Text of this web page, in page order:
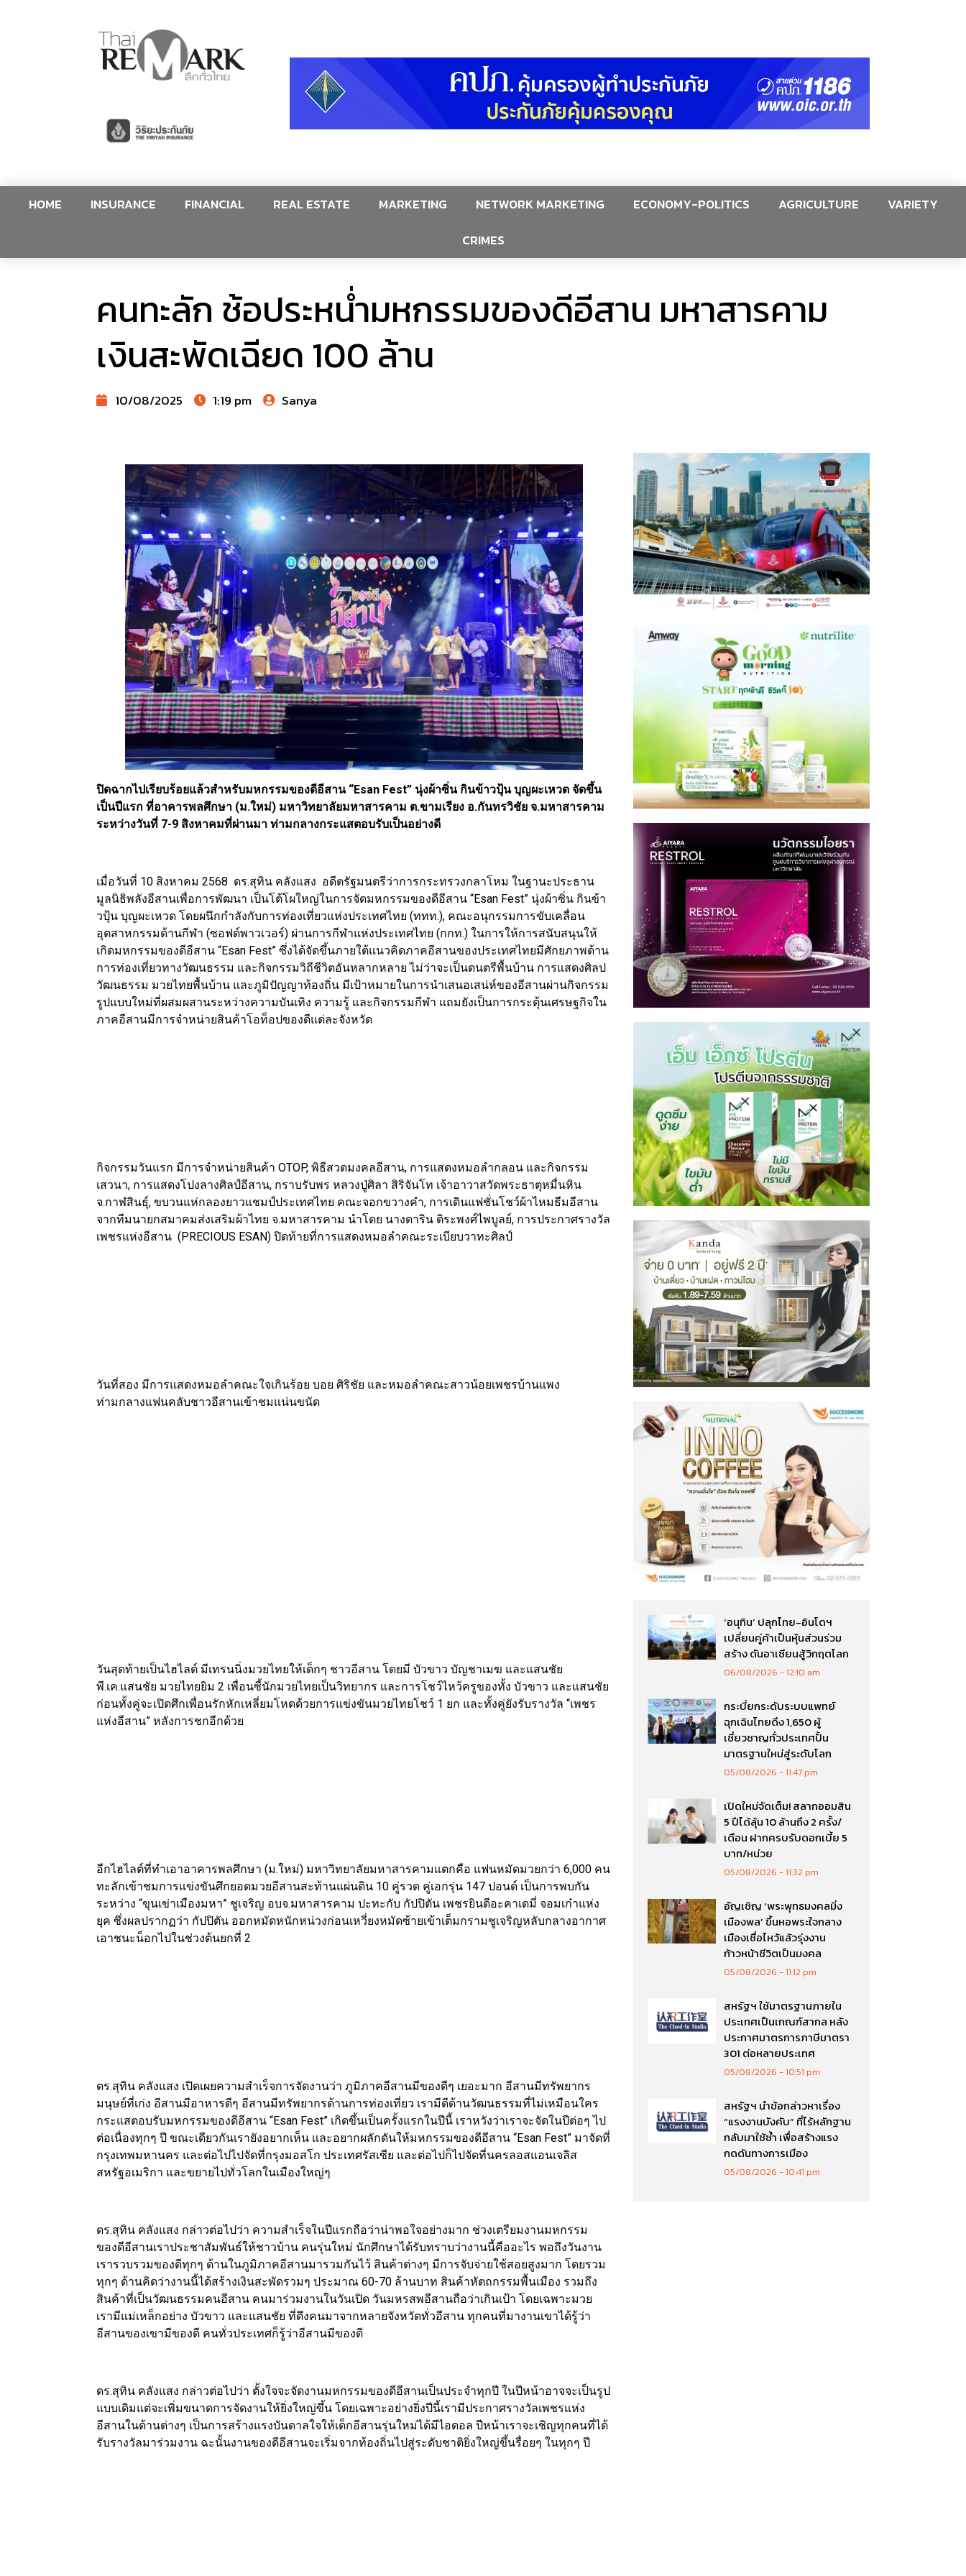
HOME INSURANCE FINANCIAL REAL ESTATE MARKETING NETWORK MARKETING ECONOMY-POLITICS AGRICULTURE
VARIETY
CRIMES
คนทะลัก ช้อประหน่ำมหกรรมของดีอีสาน มหาสารคาม
เงินสะพัดเฉียด 100 ล้าน
10/08/2025 1:19 pm Sanya
ปิดฉากไปเรียบร้อยแล้วสำหรับมหกรรมของดีอีสาน “Esan Fest” นุ่งผ้าซิ่น กินข้าวปุ้น บุญผะเหวด จัดขึ้น
เป็นปีแรก ที่อาคารพลศึกษา (ม.ใหม่) มหาวิทยาลัยมหาสารคาม ต.ขามเรียง อ.กันทรวิชัย จ.มหาสารคาม
ระหว่างวันที่ 7-9 สิงหาคมที่ผ่านมา ท่ามกลางกระแสตอบรับเป็นอย่างดี
เมื่อวันที่ 10 สิงหาคม 2568 ดร.สุทิน คลังแสง อดีตรัฐมนตรีว่าการกระทรวงกลาโหม ในฐานะประธาน
มูลนิธิพลังอีสานเพื่อการพัฒนา เป็นโต้โผใหญ่ในการจัดมหกรรมของดีอีสาน “Esan Fest” นุ่งผ้าซิ่น กินข้า
วปุ้น บุญผะเหวด โดยผนึกกำลังกับการท่องเที่ยวแห่งประเทศไทย (ททท.), คณะอนุกรรมการขับเคลื่อน
อุตสาหกรรมด้านกีฬา (ซอฟต์พาวเวอร์) ผ่านการกีฬาแห่งประเทศไทย (กกท.) ในการให้การสนับสนุนให้
เกิดมหกรรมของดีอีสาน “Esan Fest” ซึ่งได้จัดขึ้นภายใต้แนวคิดภาคอีสานของประเทศไทยมีศักยภาพด้าน
การท่องเที่ยวทางวัฒนธรรม และกิจกรรมวิถีชีวิตอันหลากหลาย ไม่ว่าจะเป็นดนตรีพื้นบ้าน การแสดงศิลป
วัฒนธรรม มวยไทยพื้นบ้าน และภูมิปัญญาท้องถิ่น มีเป้าหมายในการนำเสนอเสน่ห์ของอีสานผ่านกิจกรรม
รูปแบบใหม่ที่ผสมผสานระหว่างความบันเทิง ความรู้ และกิจกรรมกีฬา แถมยังเป็นการกระตุ้นเศรษฐกิจใน
ภาคอีสานมีการจำหน่ายสินค้าโอท็อปของดีแต่ละจังหวัด
กิจกรรมวันแรก มีการจำหน่ายสินค้า OTOP, พิธีสวดมงคลอีสาน, การแสดงหมอลำกลอน และกิจกรรม
เสวนา, การแสดงโปงลางศิลป์อีสาน, กราบรับพร หลวงปู่ศิลา สิริจันโท เจ้าอาวาสวัดพระธาตุหมื่นหิน
จ.กาฬสินธุ์, ขบวนแห่กลองยาวแชมป์ประเทศไทย คณะจอกขวางคำ, การเดินแฟชั่นโชว์ผ้าไหมธีมอีสาน
จากทีมนายกสมาคมส่งเสริมผ้าไทย จ.มหาสารคาม นำโดย นางดาริน ติระพงศ์ไพบูลย์, การประกาศรางวัล
เพชรแห่งอีสาน (PRECIOUS ESAN) ปิดท้ายที่การแสดงหมอลำคณะระเบียบวาทะศิลป์
วันที่สอง มีการแสดงหมอลำคณะใจเกินร้อย บอย ศิริชัย และหมอลำคณะสาวน้อยเพชรบ้านแพง
ท่ามกลางแฟนคลับชาวอีสานเข้าชมแน่นขนัด
วันสุดท้ายเป็นไฮไลต์ มีเทรนนิ่งมวยไทยให้เด็กๆ ชาวอีสาน โดยมี บัวขาว บัญชาเมฆ และแสนชัย
พี.เค.แสนชัย มวยไทยยิม 2 เพื่อนซี้นักมวยไทยเป็นวิทยากร และการโชว์ไหว้ครูของทั้ง บัวขาว และแสนชัย
ก่อนทั้งคู่จะเปิดศึกเพื่อนรักหักเหลี่ยมโหดด้วยการแข่งขันมวยไทยโชว์ 1 ยก และทั้งคู่ยังรับรางวัล “เพชร
แห่งอีสาน” หลังการชกอีกด้วย
อีกไฮไลต์ที่ทำเอาอาคารพลศึกษา (ม.ใหม่) มหาวิทยาลัยมหาสารคามแตกคือ แฟนหมัดมวยกว่า 6,000 คน
ทะลักเข้าชมการแข่งขันศึกยอดมวยอีสานสะท้านแผ่นดิน 10 คู่รวด คู่เอกรุ่น 147 ปอนด์ เป็นการพบกัน
ระหว่าง “ขุนเข่าเมืองมหา” ชูเจริญ อบจ.มหาสารคาม ปะทะกับ กัปปิตัน เพชรยินดีอะคาเดมี่ จอมเก๋าแห่ง
ยุค ซึ่งผลปรากฏว่า กัปปิตัน ออกหมัดหนักหน่วงก่อนเหวี่ยงหมัดซ้ายเข้าเต็มกรามชูเจริญหลับกลางอากาศ
เอาชนะน็อกไปในช่วงต้นยกที่ 2
ดร.สุทิน คลังแสง เปิดเผยความสำเร็จการจัดงานว่า ภูมิภาคอีสานมีของดีๆ เยอะมาก อีสานมีทรัพยากร
มนุษย์ที่เก่ง อีสานมีอาหารดีๆ อีสานมีทรัพยากรด้านการท่องเที่ยว เรามีดีด้านวัฒนธรรมที่ไม่เหมือนใคร
กระแสตอบรับมหกรรมของดีอีสาน “Esan Fest” เกิดขึ้นเป็นครั้งแรกในปีนี้ เราหวังว่าเราจะจัดในปีต่อๆ ไป
ต่อเนื่องทุกๆ ปี ขณะเดียวกันเรายังอยากเห็น และอยากผลักดันให้มหกรรมของดีอีสาน “Esan Fest” มาจัดที่
กรุงเทพมหานคร และต่อไปไปจัดที่กรุงมอสโก ประเทศรัสเซีย และต่อไปก็ไปจัดที่นครลอสแอนเจลิส
สหรัฐอเมริกา และขยายไปทั่วโลกในเมืองใหญ่ๆ
ดร.สุทิน คลังแสง กล่าวต่อไปว่า ความสำเร็จในปีแรกถือว่าน่าพอใจอย่างมาก ช่วงเตรียมงานมหกรรม
ของดีอีสานเราประชาสัมพันธ์ให้ชาวบ้าน คนรุ่นใหม่ นักศึกษาได้รับทราบว่างานนี้คืออะไร พอถึงวันงาน
เรารวบรวมของดีทุกๆ ด้านในภูมิภาคอีสานมารวมกันไว้ สินค้าต่างๆ มีการจับจ่ายใช้สอยสูงมาก โดยรวม
ทุกๆ ด้านคิดว่างานนี้ได้สร้างเงินสะพัดรวมๆ ประมาณ 60-70 ล้านบาท สินค้าหัตถกรรมพื้นเมือง รวมถึง
สินค้าที่เป็นวัฒนธรรมคนอีสาน คนมาร่วมงานในวันเปิด วันมหรสพอีสานถือว่าเกินเป้า โดยเฉพาะมวย
เรามีแม่เหล็กอย่าง บัวขาว และแสนชัย ที่ดึงคนมาจากหลายจังหวัดทั่วอีสาน ทุกคนที่มางานเขาได้รู้ว่า
อีสานของเขามีของดี คนทั่วประเทศก็รู้ว่าอีสานมีของดี
ดร.สุทิน คลังแสง กล่าวต่อไปว่า ตั้งใจจะจัดงานมหกรรมของดีอีสานเป็นประจำทุกปี ในปีหน้าอาจจะเป็นรูป
แบบเดิมแต่จะเพิ่มขนาดการจัดงานให้ยิ่งใหญ่ขึ้น โดยเฉพาะอย่างยิ่งปีนี้เรามีประกาศรางวัลเพชรแห่ง
อีสานในด้านต่างๆ เป็นการสร้างแรงบันดาลใจให้เด็กอีสานรุ่นใหม่ได้มีไอดอล ปีหน้าเราจะเชิญทุกคนที่ได้
รับรางวัลมาร่วมงาน ฉะนั้นงานของดีอีสานจะเริ่มจากท้องถิ่นไปสู่ระดับชาติยิ่งใหญ่ขึ้นรื่อยๆ ในทุกๆ ปี
‘อนุทิน’ ปลุกไทย-อินโดฯ
เปลี่ยนคู่ค้าเป็นหุ้นส่วนร่วม
สร้าง ดันอาเซียนสู้วิกฤตโลก
06/08/2026 12:10 am
กระบี่ยกระดับระบบแพทย์
ฉุกเฉินไทยดึง 1,650 ผู้
เชี่ยวชาญทั่วประเทศปั้น
มาตรฐานใหม่สู่ระดับโลก
05/08/2026 11:47 pm
เปิดใหม่จัดเต็ม! สลากออมสิน
5 ปีได้ลุ้น 10 ล้านถึง 2 ครั้ง/
เดือน ฝากครบรับดอกเบี้ย 5
บาท/หน่วย
05/08/2026 11:32 pm
อัญเชิญ ‘พระพุทธมงคลมิ่ง
เมืองพล’ ขึ้นหอพระใจกลาง
เมืองเชื่อไหว้แล้วรุ่งงาน
ก้าวหน้าชีวิตเป็นมงคล
05/08/2026 11:12 pm
สหรัฐฯ ใช้มาตรฐานภายใน
ประเทศเป็นเกณฑ์สากล หลัง
ประกาศมาตรการภาษีมาตรา
301 ต่อหลายประเทศ
05/08/2026 10:51 pm
สหรัฐฯ นำข้อกล่าวหาเรื่อง
“แรงงานบังคับ” ที่ไร้หลักฐาน
กลับมาใช้ซ้ำ เพื่อสร้างแรง
กดดันทางการเมือง
05/08/2026 10:41 pm